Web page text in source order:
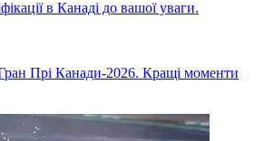
Прі Канади-2026. Кращі моменти